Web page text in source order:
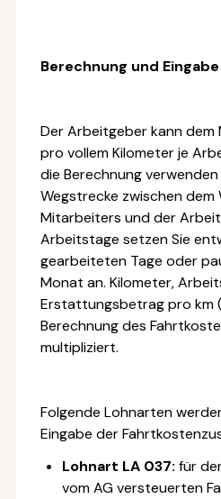
Berechnung und
Der Arbeitgeber kann
pro vollem Kilometer je
die Berechnung
Wegstrecke zwischen dem
Mitarbeiters und der
Arbeitstage setzen Sie
gearbeiteten Tage oder
Monat an. Kilometer,
Erstattungsbetrag pro km
Berechnung des
multipliziert.
Folgende Lohnarten
Eingabe der
Lohnart LA 037: für
vom AG versteuerten